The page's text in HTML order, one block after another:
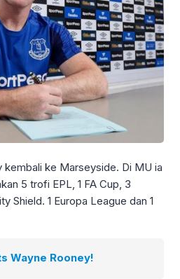
kembali ke Marseyside. Di MU ia
5 trofi EPL, 1 FA Cup, 3
Shield. 1 Europa League dan 1
Wayne Rooney!